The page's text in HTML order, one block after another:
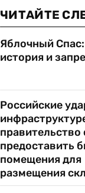
ЧИТАЙТЕ
Яблочный Спас:
история и
Российские
правительство
предоставить
помещения для
размещения